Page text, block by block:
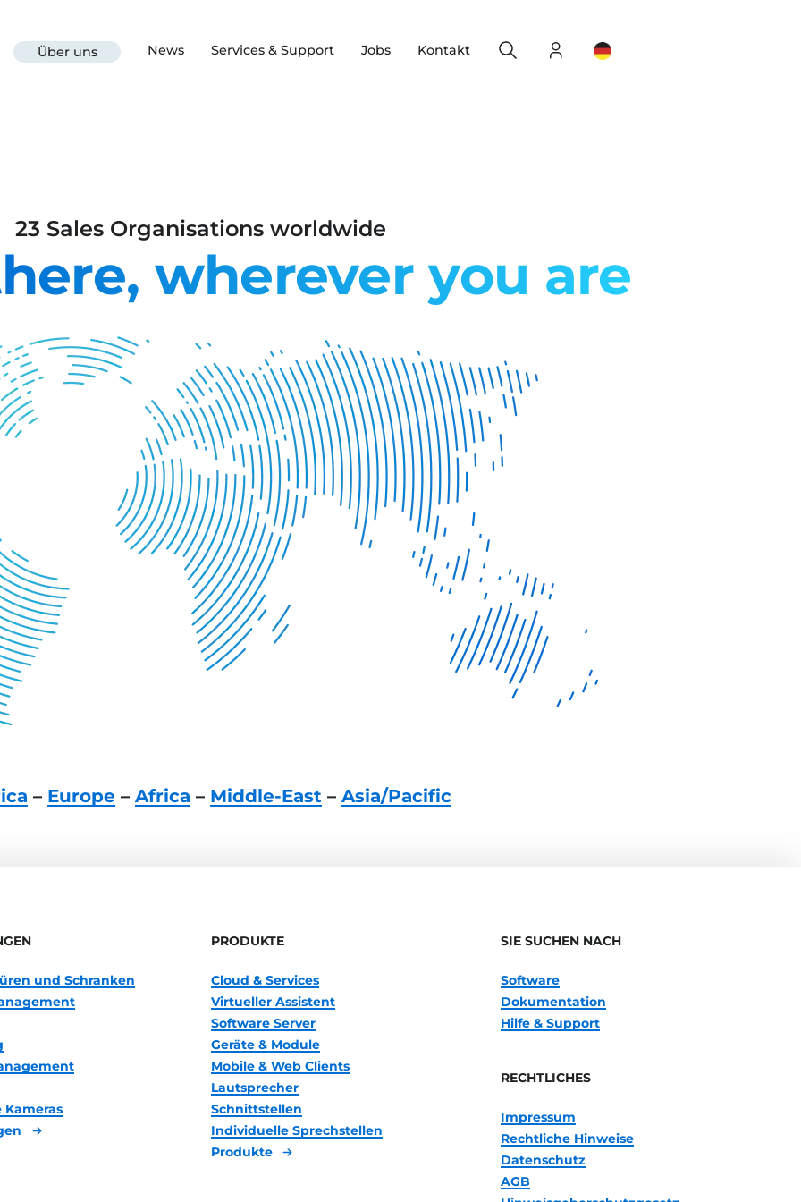
Über uns News Services & Support Jobs Kontakt Login
Search Change your location
23 Sales Organisations worldwide
wherever you are
– Europe – Africa – Middle-East – Asia/Pacific
und Schranken
Kameras
PRODUKTE
Cloud & Services
Virtueller Assistent
Software Server
Geräte & Module
Mobile & Web Clients
Lautsprecher
Schnittstellen
Individuelle Sprechstellen
Produkte
SIE SUCHEN NACH
Software
Dokumentation
Hilfe & Support
RECHTLICHES
Impressum
Rechtliche Hinweise
Datenschutz
AGB